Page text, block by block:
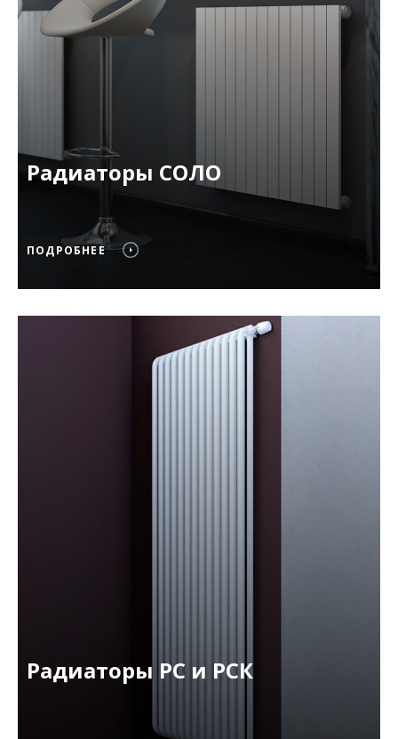
Радиаторы СОЛО
ПОДРОБНЕЕ
Радиаторы РС и РСК